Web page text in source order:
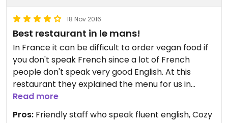
18 Nov 2016
Best restaurant in le mans!
In France it can be difficult to order vegan food if
you don't speak French since a lot of French
people don't speak very good English. At this
restaurant they explained the menu for us in
english and it was very easy to order. I got a box
was very good! If you're going to le mans, you
Read more
Pros: Friendly staff who speak fluent english, Cozy